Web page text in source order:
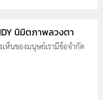
นิมิตภาพลวงตา
เห็นของมนุษย์เรามีข้อจำกัด